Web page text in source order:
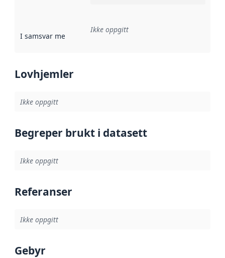
I samsvar med Referanse til en implementasjonsregel
Ikke oppgitt
Lovhjemler
Ikke oppgitt
Begreper brukt i datasett
Ikke oppgitt
Referanser
Ikke oppgitt
Gebyr